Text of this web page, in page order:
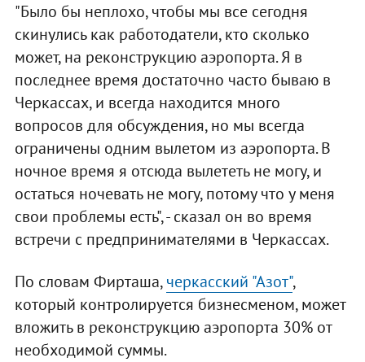
"Было бы неплохо, чтобы мы все сегодня
скинулись как работодатели, кто сколько
может, на реконструкцию аэропорта. Я в
последнее время достаточно часто бываю в
Черкассах, и всегда находится много
вопросов для обсуждения, но мы всегда
ограничены одним вылетом из аэропорта. В
ночное время я отсюда вылететь не могу, и
остаться ночевать не могу, потому что у меня
свои проблемы есть", - сказал он во время
встречи с предпринимателями в Черкассах.
По словам Фирташа,черкасский "Азот",
который контролируется бизнесменом, может
вложить в реконструкцию аэропорта 30% от
необходимой суммы.